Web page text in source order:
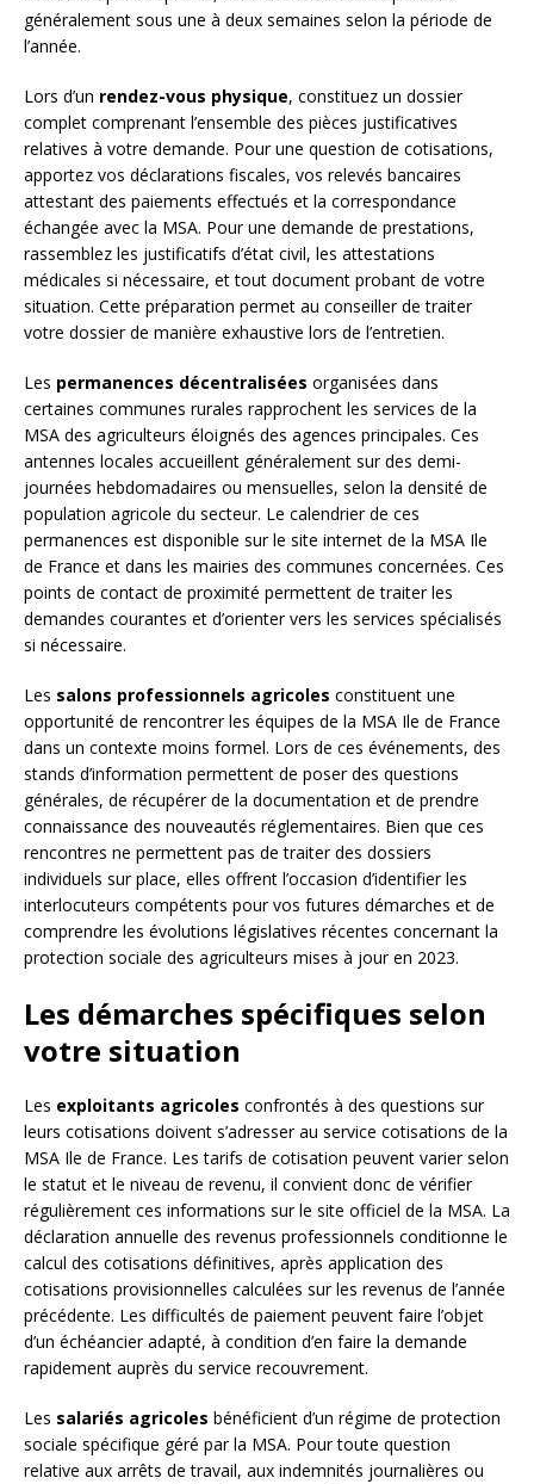
généralement sous une à deux semaines selon la période de
l’année.
Lors d’un rendez-vous physique, constituez un dossier
complet comprenant l’ensemble des pièces justificatives
relatives à votre demande. Pour une question de cotisations,
apportez vos déclarations fiscales, vos relevés bancaires
attestant des paiements effectués et la correspondance
échangée avec la MSA. Pour une demande de prestations,
rassemblez les justificatifs d’état civil, les attestations
médicales si nécessaire, et tout document probant de votre
situation. Cette préparation permet au conseiller de traiter
votre dossier de manière exhaustive lors de l’entretien.
Les permanences décentralisées organisées dans
certaines communes rurales rapprochent les services de la
MSA des agriculteurs éloignés des agences principales. Ces
antennes locales accueillent généralement sur des demi-
journées hebdomadaires ou mensuelles, selon la densité de
population agricole du secteur. Le calendrier de ces
permanences est disponible sur le site internet de la MSA Ile
de France et dans les mairies des communes concernées. Ces
points de contact de proximité permettent de traiter les
demandes courantes et d’orienter vers les services spécialisés
si nécessaire.
Les salons professionnels agricoles constituent une
opportunité de rencontrer les équipes de la MSA Ile de France
dans un contexte moins formel. Lors de ces événements, des
stands d’information permettent de poser des questions
générales, de récupérer de la documentation et de prendre
connaissance des nouveautés réglementaires. Bien que ces
rencontres ne permettent pas de traiter des dossiers
individuels sur place, elles offrent l’occasion d’identifier les
interlocuteurs compétents pour vos futures démarches et de
comprendre les évolutions législatives récentes concernant la
protection sociale des agriculteurs mises à jour en 2023.
Les démarches spécifiques selon
votre situation
Les exploitants agricoles confrontés à des questions sur
leurs cotisations doivent s’adresser au service cotisations de la
MSA Ile de France. Les tarifs de cotisation peuvent varier selon
le statut et le niveau de revenu, il convient donc de vérifier
régulièrement ces informations sur le site officiel de la MSA. La
déclaration annuelle des revenus professionnels conditionne le
calcul des cotisations définitives, après application des
cotisations provisionnelles calculées sur les revenus de l’année
précédente. Les difficultés de paiement peuvent faire l’objet
d’un échéancier adapté, à condition d’en faire la demande
rapidement auprès du service recouvrement.
Les salariés agricoles bénéficient d’un régime de protection
sociale spécifique géré par la MSA. Pour toute question
relative aux arrêts de travail, aux indemnités journalières ou